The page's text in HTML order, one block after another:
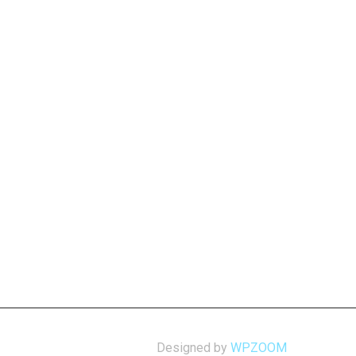
Designed by WPZOOM